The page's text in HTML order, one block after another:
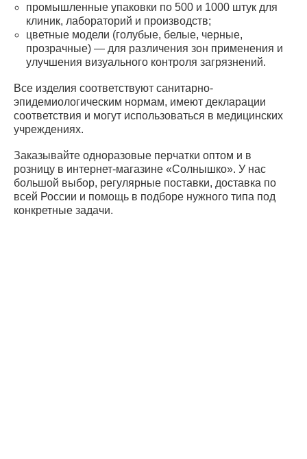
промышленные упаковки по 500 и 1000 штук для
клиник, лабораторий и производств;
цветные модели (голубые, белые, черные,
прозрачные) — для различения зон применения и
улучшения визуального контроля загрязнений.
Все изделия соответствуют санитарно-
эпидемиологическим нормам, имеют декларации
соответствия и могут использоваться в медицинских
учреждениях.
Заказывайте одноразовые перчатки оптом и в
розницу в интернет-магазине «Солнышко». У нас
большой выбор, регулярные поставки, доставка по
всей России и помощь в подборе нужного типа под
конкретные задачи.